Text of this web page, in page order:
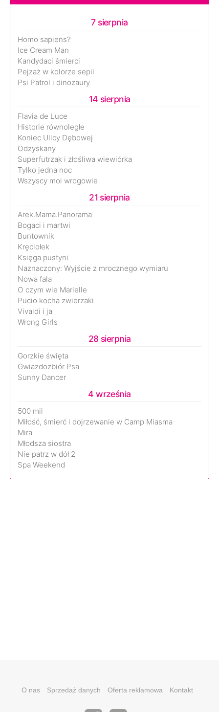
7 sierpnia
Homo sapiens?
Ice Cream Man
Kandydaci śmierci
Pejzaż w kolorze sepii
Psi Patrol i dinozaury
14 sierpnia
Flavia de Luce
Historie równoległe
Koniec Ulicy Dębowej
Odzyskany
Superfutrzak i złośliwa wiewiórka
Tylko jedna noc
Wszyscy moi wrogowie
21 sierpnia
Arek.Mama.Panorama
Bogaci i martwi
Buntownik
Kręciołek
Księga pustyni
Naznaczony: Wyjście z mrocznego wymiaru
Nowa fala
O czym wie Marielle
Pucio kocha zwierzaki
Vivaldi i ja
Wrong Girls
28 sierpnia
Gorzkie święta
Gwiazdozbiór Psa
Sunny Dancer
4 września
500 mil
Miłość, śmierć i dojrzewanie w Camp Miasma
Mira
Młodsza siostra
Nie patrz w dół 2
Spa Weekend
O nas Sprzedaż danych Oferta reklamowa Kontakt